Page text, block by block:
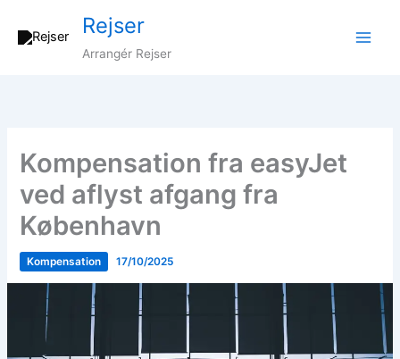
Rejser
Arrangér Rejser
Kompensation fra easyJet
ved aflyst afgang fra
København
Kompensation 17/10/2025